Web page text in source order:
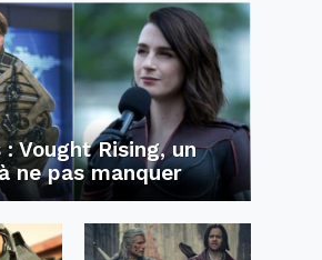
: Vought Rising, un
ne pas manquer